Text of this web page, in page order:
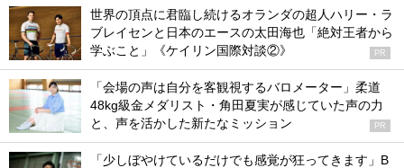
世界の頂点に君臨し続けるオランダの超人ハリー・ラ
ブレイセンと日本のエースの太田海也「絶対王者から
学ぶこと」《ケイリン国際対談②》
PR
「会場の声は自分を客観視するバロメーター」柔道
48kg級金メダリスト・角田夏実が感じていた声の力
と、声を活かした新たなミッション
PR
「少しぼやけているだけでも感覚が狂ってきます」B